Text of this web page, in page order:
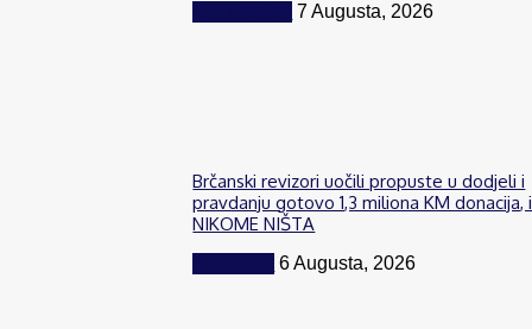
7 Augusta, 2026
Brčanski revizori uočili propuste u dodjeli i
pravdanju gotovo 1,3 miliona KM donacija, i
NIKOME NIŠTA
6 Augusta, 2026